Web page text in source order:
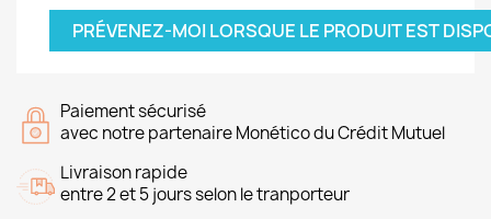
PRÉVENEZ-MOI LORSQUE LE PRODUIT EST
Paiement sécurisé
avec notre partenaire Monético du Crédit Mutuel
Livraison rapide
entre 2 et 5 jours selon le tranporteur